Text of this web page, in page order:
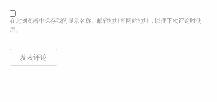
在此浏览器中保存我的显示名称、邮箱地址和网站地址，以便下次评论时使
用。